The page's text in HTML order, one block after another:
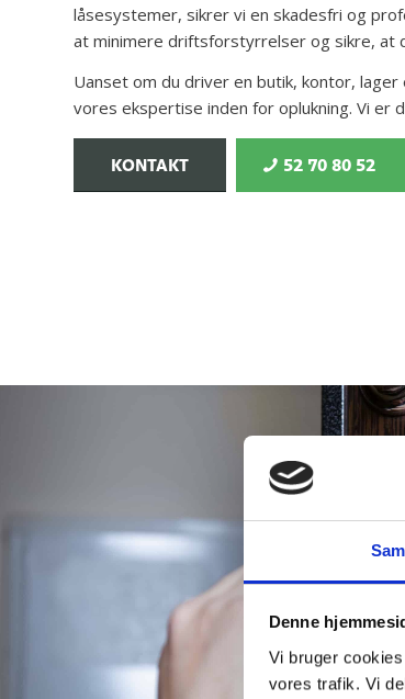
Denne
Vi bruger
vores trafik. Vi
låsesystemer, sikrer vi en skadesfri og
at minimere driftsforstyrrelser og sikre, at
Uanset om du driver en butik, kontor,
vores ekspertise inden for oplukning. Vi er
KONTAKT 52 70 80 52